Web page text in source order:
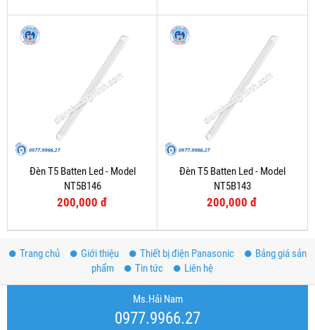
Đèn T5 Batten Led - Model
NT5B146
200,000 đ
Đèn T5 Batten Led - Model
NT5B143
200,000 đ
Trang chủ Giới thiệu Thiết bị điện Panasonic
Bảng giá sản
phẩm
Tin tức Liên hệ
Ms.Hải Nam
0977.9966.27